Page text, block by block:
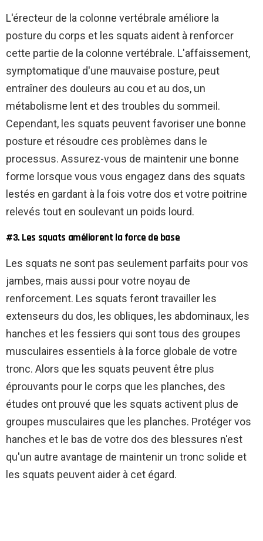
L'érecteur de la colonne vertébrale améliore la
posture du corps et les squats aident à renforcer
cette partie de la colonne vertébrale. L'affaissement,
symptomatique d'une mauvaise posture, peut
entraîner des douleurs au cou et au dos, un
métabolisme lent et des troubles du sommeil.
Cependant, les squats peuvent favoriser une bonne
posture et résoudre ces problèmes dans le
processus. Assurez-vous de maintenir une bonne
forme lorsque vous vous engagez dans des squats
lestés en gardant à la fois votre dos et votre poitrine
relevés tout en soulevant un poids lourd.
#3. Les squats améliorent la force de base
Les squats ne sont pas seulement parfaits pour vos
jambes, mais aussi pour votre noyau de
renforcement. Les squats feront travailler les
extenseurs du dos, les obliques, les abdominaux, les
hanches et les fessiers qui sont tous des groupes
musculaires essentiels à la force globale de votre
tronc. Alors que les squats peuvent être plus
éprouvants pour le corps que les planches, des
études ont prouvé que les squats activent plus de
groupes musculaires que les planches. Protéger vos
hanches et le bas de votre dos des blessures n'est
qu'un autre avantage de maintenir un tronc solide et
les squats peuvent aider à cet égard.